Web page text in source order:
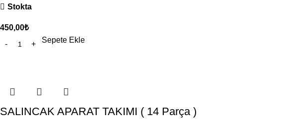
Stokta
450,00₺
Sepete Ekle
SALINCAK APARAT TAKIMI ( 14 Parça )